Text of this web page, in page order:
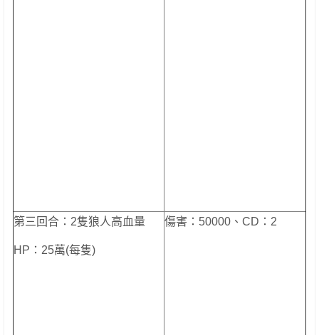
第三回合：2隻狼人高血量
HP：25萬(每隻)
傷害：50000、CD：2